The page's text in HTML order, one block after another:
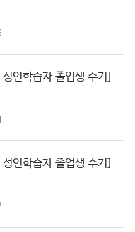
인학습자 졸업생 수기]
인학습자 졸업생 수기]